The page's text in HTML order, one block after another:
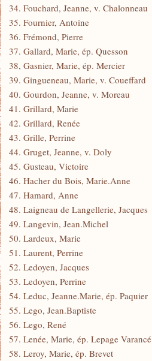
34. Fouchard, Jeanne, v. Chalonneau
35. Fournier, Antoine
36. Frémond, Pierre
37. Gallard, Marie, ép. Quesson
38, Gasnier, Marie, ép. Mercier
39. Gingueneau, Marie, v. Coueffard
40. Gourdon, Jeanne, v. Moreau
41. Grillard, Marie
42. Grillard, Renée
43. Grille, Perrine
44. Gruget, Jeanne, v. Doly
45. Gusteau, Victoire
46. Hacher du Bois, Marie.Anne
47. Hamard, Anne
48. Laigneau de Langellerie, Jacques
49. Langevin, Jean.Michel
50. Lardeux, Marie
51. Laurent, Perrine
52. Ledoyen, Jacques
53. Ledoyen, Perrine
54. Leduc, Jeanne.Marie, ép. Paquier
55. Lego, Jean.Baptiste
56. Lego, René
57. Lenée, Marie, ép. Lepage Varancé
58. Leroy, Marie, ép. Brevet